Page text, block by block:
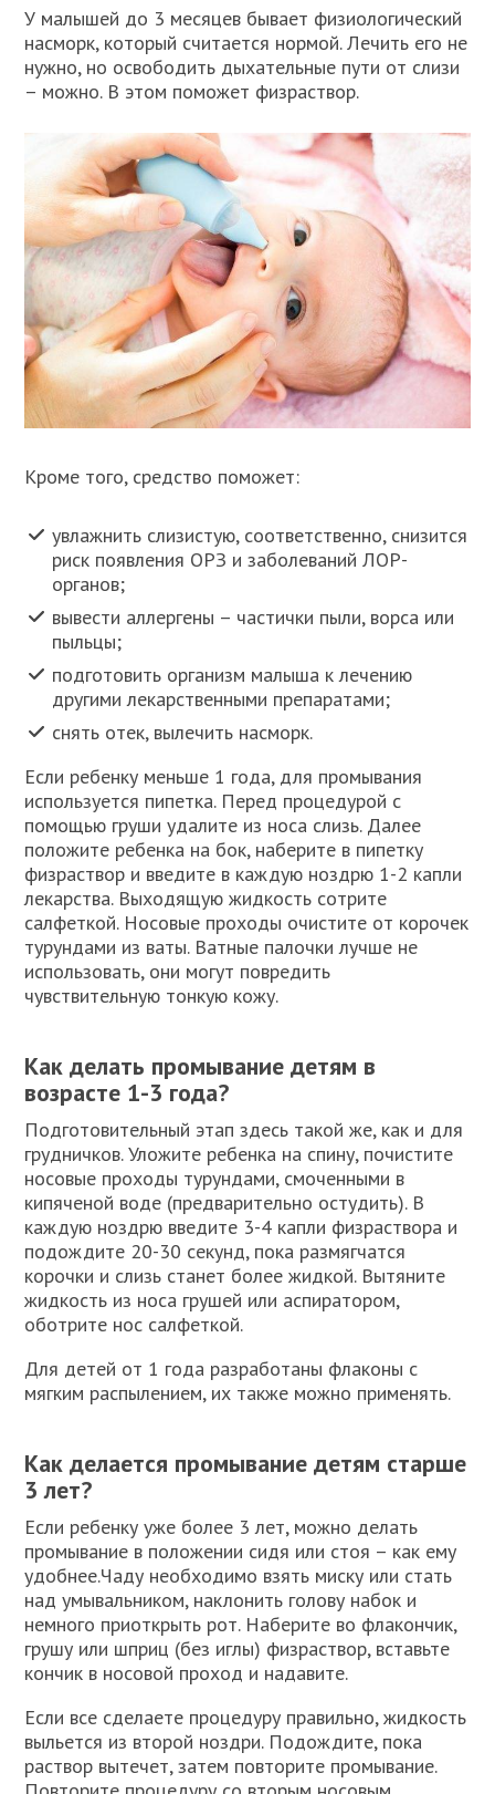
У малышей до 3 месяцев бывает физиологический
насморк, который считается нормой. Лечить его не
нужно, но освободить дыхательные пути от слизи
– можно. В этом поможет физраствор.
Кроме того, средство поможет:
увлажнить слизистую, соответственно, снизится
риск появления ОРЗ и заболеваний ЛОР-
органов;
вывести аллергены – частички пыли, ворса или
пыльцы;
подготовить организм малыша к лечению
другими лекарственными препаратами;
снять отек, вылечить насморк.
Если ребенку меньше 1 года, для промывания
используется пипетка. Перед процедурой с
помощью груши удалите из носа слизь. Далее
положите ребенка на бок, наберите в пипетку
физраствор и введите в каждую ноздрю 1-2 капли
лекарства. Выходящую жидкость сотрите
салфеткой. Носовые проходы очистите от корочек
турундами из ваты. Ватные палочки лучше не
использовать, они могут повредить
чувствительную тонкую кожу.
Как делать промывание детям в
возрасте 1-3 года?
Подготовительный этап здесь такой же, как и для
грудничков. Уложите ребенка на спину, почистите
носовые проходы турундами, смоченными в
кипяченой воде (предварительно остудить). В
каждую ноздрю введите 3-4 капли физраствора и
подождите 20-30 секунд, пока размягчатся
корочки и слизь станет более жидкой. Вытяните
жидкость из носа грушей или аспиратором,
оботрите нос салфеткой.
Для детей от 1 года разработаны флаконы с
мягким распылением, их также можно применять.
Как делается промывание детям старше
3 лет?
Если ребенку уже более 3 лет, можно делать
промывание в положении сидя или стоя – как ему
удобнее.Чаду необходимо взять миску или стать
над умывальником, наклонить голову набок и
немного приоткрыть рот. Наберите во флакончик,
грушу или шприц (без иглы) физраствор, вставьте
кончик в носовой проход и надавите.
Если все сделаете процедуру правильно, жидкость
выльется из второй ноздри. Подождите, пока
раствор вытечет, затем повторите промывание.